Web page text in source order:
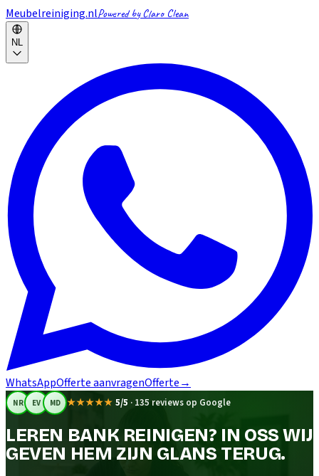
Meubelreiniging.nlPowered by Claro Clean
NL
WhatsAppOfferte aanvragenOfferte→
NR EV MD ★★★★★ 5/5 · 135 reviews op Google
LEREN BANK REINIGEN? IN OSS WIJ
GEVEN HEM ZIJN GLANS TERUG.